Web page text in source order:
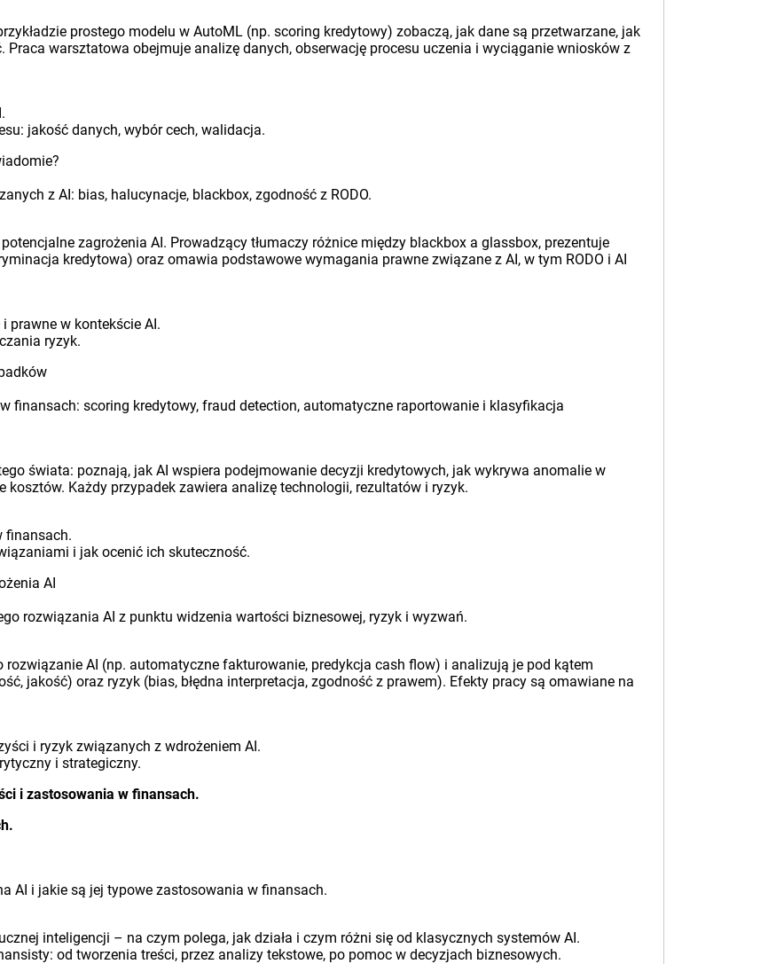
prostego modelu w AutoML (np. scoring kredytowy) zobaczą, jak dane są przetwarzane, jak
warsztatowa obejmuje analizę danych, obserwację procesu uczenia i wyciąganie wniosków z
jakość danych, wybór cech, walidacja.
z AI: bias, halucynacje, blackbox, zgodność z RODO.
zagrożenia AI. Prowadzący tłumaczy różnice między blackbox a glassbox, prezentuje
kredytowa) oraz omawia podstawowe wymagania prawne związane z AI, w tym RODO i AI
prawne w kontekście AI.
ryzyk.
finansach: scoring kredytowy, fraud detection, automatyczne raportowanie i klasyfikacja
świata: poznają, jak AI wspiera podejmowanie decyzji kredytowych, jak wykrywa anomalie w
Każdy przypadek zawiera analizę technologii, rezultatów i ryzyk.
finansach.
i jak ocenić ich skuteczność.
AI
rozwiązania AI z punktu widzenia wartości biznesowej, ryzyk i wyzwań.
rozwiązanie AI (np. automatyczne fakturowanie, predykcja cash flow) i analizują je pod kątem
jakość) oraz ryzyk (bias, błędna interpretacja, zgodność z prawem). Efekty pracy są omawiane na
i ryzyk związanych z wdrożeniem AI.
i strategiczny.
i zastosowania w finansach.
AI i jakie są jej typowe zastosowania w finansach.
inteligencji – na czym polega, jak działa i czym różni się od klasycznych systemów AI.
od tworzenia treści, przez analizy tekstowe, po pomoc w decyzjach biznesowych.